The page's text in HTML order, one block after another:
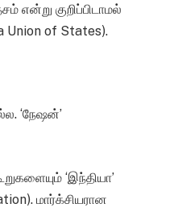
என்று குறிப்பிடாமல்
Union of States).
‘நேஷன்’
‘இந்தியா’
மார்க்சியரான